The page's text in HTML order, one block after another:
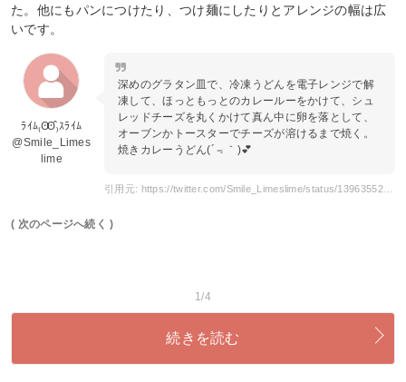
た。他にもパンにつけたり、つけ麺にしたりとアレンジの幅は広
いです。
ﾗｲﾑ₍Ꙭ̂₎ｽﾗｲﾑ
@Smile_Limes
lime
深めのグラタン皿で、冷凍うどんを電子レンジで解
凍して、ほっともっとのカレールーをかけて、シュ
レッドチーズを丸くかけて真ん中に卵を落として、
オーブンかトースターでチーズが溶けるまで焼く。
焼きカレーうどん(´﹃｀)💕
引用元: https://twitter.com/Smile_Limeslime/status/1396355208381353986
( 次のページへ続く )
1/4
続きを読む